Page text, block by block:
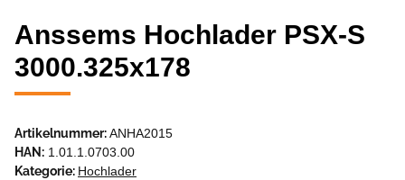
Anssems Hochlader PSX-S
3000.325x178
Artikelnummer:ANHA2015
HAN: 1.01.1.0703.00
Kategorie: Hochlader